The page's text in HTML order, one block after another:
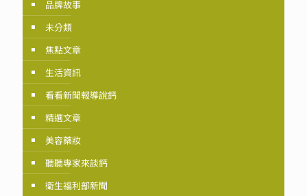
品牌故事
未分類
焦點文章
生活資訊
看看新聞報導說鈣
精選文章
美容藥妝
聽聽專家來談鈣
衛生福利部新聞